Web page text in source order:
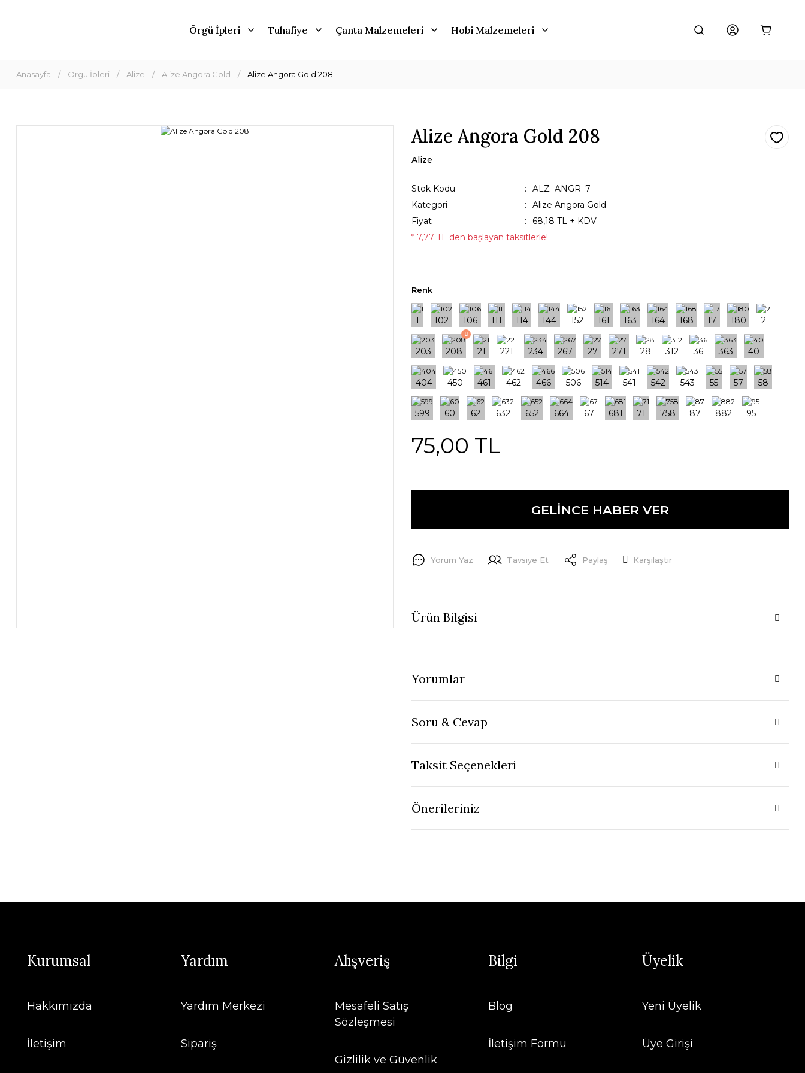
Örgü İpleri Tuhafiye Çanta Malzemeleri Hobi Malzemeleri
Anasayfa Örgü İpleri Alize Alize Angora Gold Alize Angora Gold 208
Alize Angora Gold 208
Alize
Stok Kodu
ALZ_ANGR_7
Kategori
Alize Angora Gold
Fiyat
68,18 TL + KDV
* 7,77 TL den başlayan taksitlerle!
Renk
75,00 TL
GELİNCE HABER VER
Yorum Yaz Tavsiye Et Paylaş Karşılaştır
Ürün Bilgisi
Yorumlar
Soru & Cevap
Taksit Seçenekleri
Önerileriniz
Kurumsal
Hakkımızda
İletişim
Yardım
Yardım Merkezi
Sipariş
Alışveriş
Mesafeli Satış
Sözleşmesi
Gizlilik ve Güvenlik
Bilgi
Blog
İletişim Formu
Üyelik
Yeni Üyelik
Üye Girişi